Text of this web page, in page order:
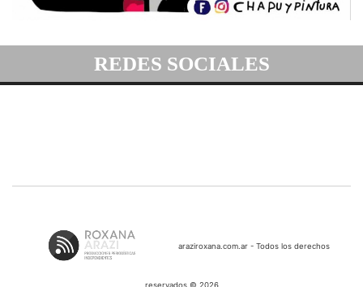
REDES SOCIALES
araziroxana.com.ar - Todos los derechos